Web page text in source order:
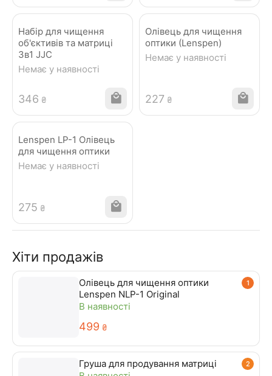
Набір для чищення
об'єктивів та матриці
3в1 JJC
Немає у наявності
‍346‍ ₴
Олівець для чищення
оптики (Lenspen)
Немає у наявності
‍227‍ ₴
Lenspen LP-1 Олівець
для чищення оптики
Немає у наявності
‍275‍ ₴
Хіти продажів
1
Олівець для чищення оптики
Lenspen NLP-1 Original
В наявності
‍499‍ ₴
2
Груша для продування матриці